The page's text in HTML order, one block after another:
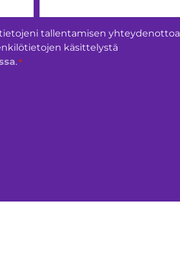
tallentamisen yhteydenottoa
käsittelystä
.*